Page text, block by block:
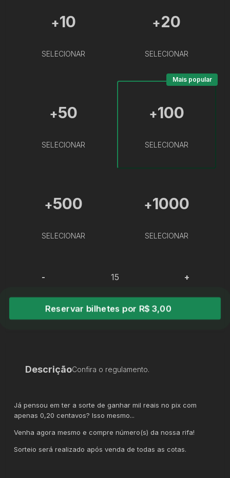
+10
SELECIONAR
+20
SELECIONAR
+50
SELECIONAR
+100
SELECIONAR
Mais popular
+500
SELECIONAR
+1000
SELECIONAR
- +
Reservar bilhetes por R$ 3,00
DescriçãoConfira o regulamento.
Já pensou em ter a sorte de ganhar mil reais no pix com
apenas 0,20 centavos? Isso mesmo...
Venha agora mesmo e compre número(s) da nossa rifa!
Sorteio será realizado após venda de todas as cotas.